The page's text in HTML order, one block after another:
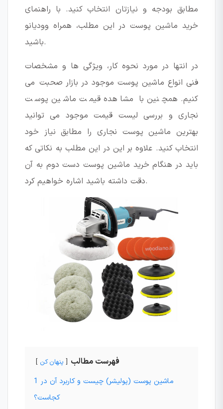
مطابق بودجه و نیازتان انتخاب کنید. با راهنمای
خرید ماشین پوست در این مطلب، همراه وودیانو
باشید.
در انتها در مورد نحوه کار، ویژگی ها و مشخصات
فنی انواع ماشین پوست موجود در بازار صحبت می
کنیم. همچنین با مشاهده قیمت ماشین پوست
نجاری و بررسی لیست قیمت موجود می توانید
بهترین ماشین پوست نجاری را مطابق نیاز خود
انتخاب کنید. علاوه بر این در این مطلب به نکاتی که
باید در هنگام خرید ماشین پوست دست دوم به آن
دقت داشته باشید اشاره خواهیم کرد.
فهرست مطالب پنهان کن
1 ماشین پوست (پولیشر) چیست و کاربرد آن در
کجاست؟